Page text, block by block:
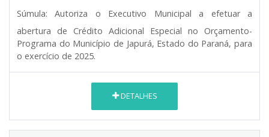
Súmula:
Autoriza o Executivo Municipal a efetuar a
abertura de Crédito Adicional Especial no Orçamento-
Programa do Município de Japurá, Estado do Paraná, para
o exercício de 2025.
DETALHES